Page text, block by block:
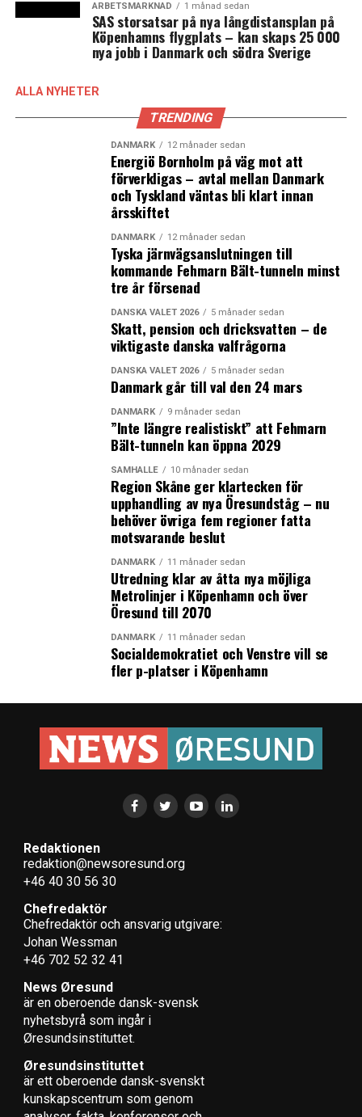
Bill Pedersen. Foto: News Øresund – Peter Mulvany
tror och hoppas att det blir en seger för
det röda blocket, eftersom de har gjort det ifrån sig så
här långt. Han ser de omdiskuterade skattelättnaderna
för bostadsägare och på arbetsinkomster som
valrörelsens viktigaste ämnen, för han tror att det berör
Danmark får ny regering: Dansk Folkeparti blir
mäktigast men Venstre tar statsministerposten
Politisk rysare väntas när danska folket går till val idag
ARBETSMARKNAD 1 månad sedan
SAS storsatsar på nya långdistansplan på
Köpenhamns flygplats – kan skaps 25 000
nya jobb i Danmark och södra Sverige
ALLA NYHETER
TRENDING
DANMARK 12 månader sedan
Energiö Bornholm på väg mot att
förverkligas – avtal mellan Danmark
och Tyskland väntas bli klart innan
årsskiftet
DANMARK 12 månader sedan
Tyska järnvägsanslutningen till
kommande Fehmarn Bält-tunneln minst
tre år försenad
DANSKA VALET 2026 5 månader sedan
Skatt, pension och dricksvatten – de
viktigaste danska valfrågorna
DANSKA VALET 2026 5 månader sedan
Danmark går till val den 24 mars
DANMARK 9 månader sedan
”Inte längre realistiskt” att Fehmarn
Bält-tunneln kan öppna 2029
SAMHÄLLE 10 månader sedan
Region Skåne ger klartecken för
upphandling av nya Öresundståg – nu
behöver övriga fem regioner fatta
motsvarande beslut
DANMARK 11 månader sedan
Utredning klar av åtta nya möjliga
Metrolinjer i Köpenhamn och över
Öresund till 2070
DANMARK 11 månader sedan
Socialdemokratiet och Venstre vill se
fler p-platser i Köpenhamn
Redaktionen
redaktion@newsoresund.org
+46 40 30 56 30
Chefredaktör
Chefredaktör och ansvarig utgivare:
Johan Wessman
+46 702 52 32 41
News Øresund
är en oberoende dansk-svensk
nyhets­byrå som ingår i
Øresundsinstituttet.
Øresundsinstituttet
är ett oberoende dansk-svenskt
kunskapscentrum som genom